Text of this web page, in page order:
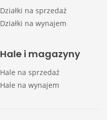
Działki na sprzedaż
Działki na wynajem
Hale i magazyny
Hale na sprzedaż
Hale na wynajem